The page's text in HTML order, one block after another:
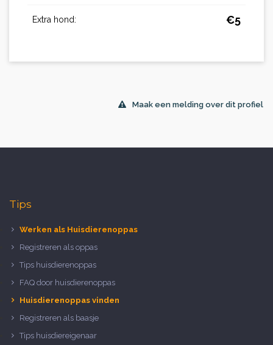
Extra hond: €5
Maak een melding over dit profiel
Tips
Werken als Huisdierenoppas
Registreren als oppas
Tips huisdierenoppas
FAQ door huisdierenoppas
Huisdierenoppas vinden
Registreren als baasje
Tips huisdiereigenaar